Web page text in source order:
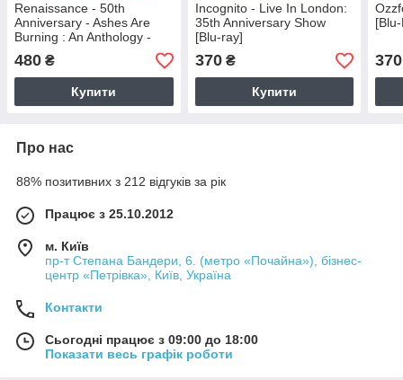
Renaissance - 50th
Anniversary - Ashes Are
Burning : An Anthology -
Live In Concert [ Blu-ray ]
480 ₴
Купити
Incognito - Live In London:
35th Anniversary Show
[Blu-ray]
370₴
Купити
370
Про нас
88% позитивних з 212 відгуків за рік
Працює з 25.10.2012
м. Київ
пр-т Степана Бандери, 6. (метро «Почайна»), бізнес-
центр «Петрівка», Київ, Україна
Контакти
Сьогодні працює з 09:00 до 18:00
Показати весь графік роботи